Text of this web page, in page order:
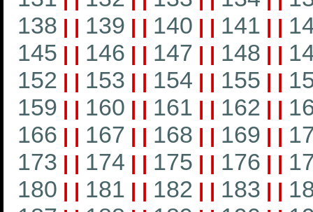
138 | | 139 | | 140 | | 141 | |
145 | | 146 | | 147 | | 148 | |
152 | | 153 | | 154 | | 155 | |
159 | | 160 | | 161 | | 162 | |
166 | | 167 | | 168 | | 169 | |
173 | | 174 | | 175 | | 176 | |
180 | | 181 | | 182 | | 183 | |